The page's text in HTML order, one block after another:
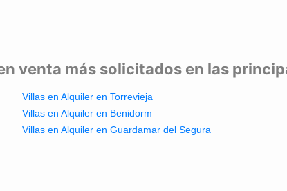
venta más solicitados en las
Villas en Alquiler en Torrevieja
Villas en Alquiler en Benidorm
Villas en Alquiler en Guardamar del Segura